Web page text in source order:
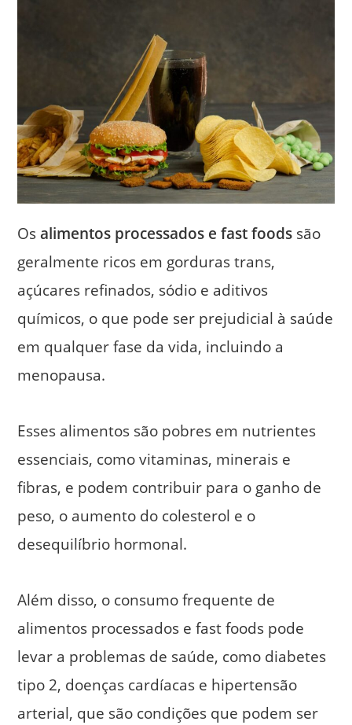
Osalimentos processados e fast foods são
geralmente ricos em gorduras trans,
açúcares refinados, sódio e aditivos
químicos, o que pode ser prejudicial à saúde
em qualquer fase da vida, incluindo a
menopausa.
Esses alimentos são pobres em nutrientes
essenciais, como vitaminas, minerais e
fibras, e podem contribuir para o ganho de
peso, o aumento do colesterol e o
desequilíbrio hormonal.
Além disso, o consumo frequente de
alimentos processados e fast foods pode
levar a problemas de saúde, como diabetes
tipo 2, doenças cardíacas e hipertensão
arterial, que são condições que podem ser